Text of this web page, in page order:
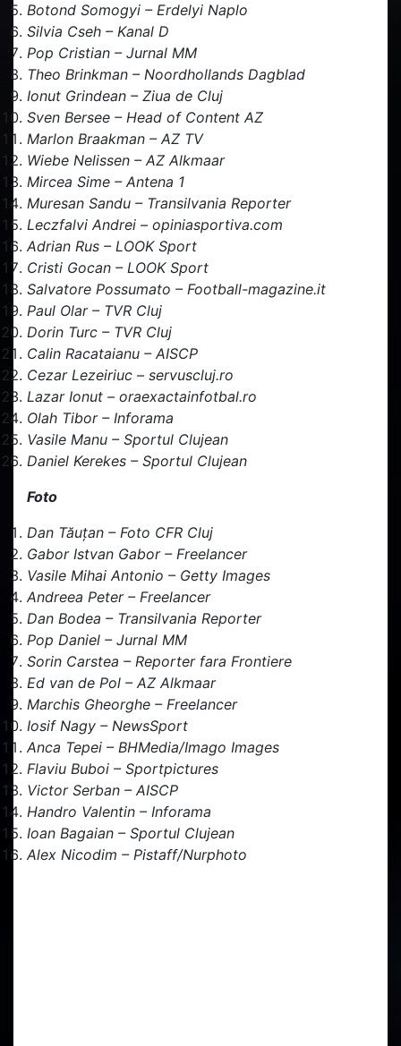
Botond Somogyi – Erdelyi Naplo
Silvia Cseh – Kanal D
Pop Cristian – Jurnal MM
Theo Brinkman – Noordhollands Dagblad
Ionut Grindean – Ziua de Cluj
Sven Bersee – Head of Content AZ
Marlon Braakman – AZ TV
Wiebe Nelissen – AZ Alkmaar
Mircea Sime – Antena 1
Muresan Sandu – Transilvania Reporter
Leczfalvi Andrei – opiniasportiva.com
Adrian Rus – LOOK Sport
Cristi Gocan – LOOK Sport
Salvatore Possumato – Football-magazine.it
Paul Olar – TVR Cluj
Dorin Turc – TVR Cluj
Calin Racataianu – AISCP
Cezar Lezeiriuc – servuscluj.ro
Lazar Ionut – oraexactainfotbal.ro
Olah Tibor – Inforama
Vasile Manu – Sportul Clujean
Daniel Kerekes – Sportul Clujean
Foto
Dan Tăuțan – Foto CFR Cluj
Gabor Istvan Gabor – Freelancer
Vasile Mihai Antonio – Getty Images
Andreea Peter – Freelancer
Dan Bodea – Transilvania Reporter
Pop Daniel – Jurnal MM
Sorin Carstea – Reporter fara Frontiere
Ed van de Pol – AZ Alkmaar
Marchis Gheorghe – Freelancer
Iosif Nagy – NewsSport
Anca Tepei – BHMedia/Imago Images
Flaviu Buboi – Sportpictures
Victor Serban – AISCP
Handro Valentin – Inforama
Ioan Bagaian – Sportul Clujean
Alex Nicodim – Pistaff/Nurphoto